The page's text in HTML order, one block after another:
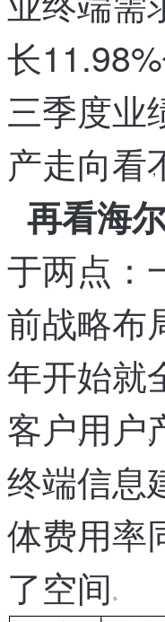
长11.98%
三季度业
产走向看，
再看海
于两点 ：
前战略布
年开始就
客户 、
用户 、
终端信息
体费用率
了空间。